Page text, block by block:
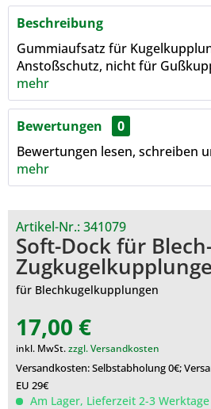
Beschreibung
Gummiaufsatz für
Anstoßschutz, nicht für
mehr
Bewertungen
0
Bewertungen lesen, schreiben
mehr
Artikel-Nr.:341079
Soft-Dock für
für Blechkugelkupplungen
17,00 €
inkl. MwSt.zzgl. Versandkosten
Versandkosten: Selbstabholung 0€;
EU 29€
Am Lager, Lieferzeit 2-3 Werktage